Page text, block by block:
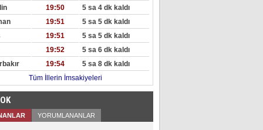
19:50
5 sa 4 dk kaldı
19:51
5 sa 5 dk kaldı
19:51
5 sa 5 dk kaldı
19:52
5 sa 6 dk kaldı
19:54
5 sa 8 dk kaldı
Tüm İllerin İmsakiyeleri
YORUMLANANLAR